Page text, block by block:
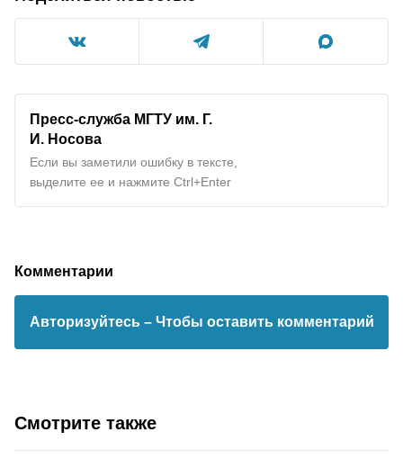
Пресс-служба МГТУ им. Г.
И. Носова
Если вы заметили ошибку в тексте,
выделите ее и нажмите Ctrl+Enter
Комментарии
Авторизуйтесь – Чтобы оставить комментарий
Смотрите также